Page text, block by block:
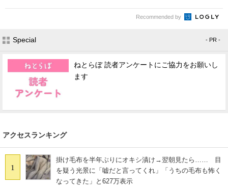
Recommended by
Special - PR -
ねとらぼ 読者アンケートにご協力をお願いし
ます
アクセスランキング
1
掛け毛布を半年ぶりにオキシ漬け→翌朝見たら…… 目
を疑う光景に「嘘だと言ってくれ」「うちの毛布も怖く
なってきた」と627万表示